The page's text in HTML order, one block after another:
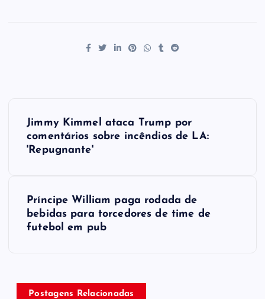
v
Jimmy Kimmel ataca Trump por
comentários sobre incêndios de LA:
'Repugnante'
Príncipe William paga rodada de
bebidas para torcedores de time de
futebol em pub
Postagens Relacionadas